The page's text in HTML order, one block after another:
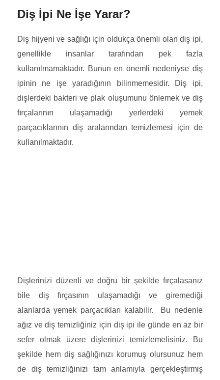
Diş İpi Ne İşe Yarar?
Diş hijyeni ve sağlığı için oldukça önemli olan diş ipi,
genellikle insanlar tarafından pek fazla
kullanılmamaktadır. Bunun en önemli nedeniyse diş
ipinin ne işe yaradığının bilinmemesidir. Diş ipi,
dişlerdeki bakteri ve plak oluşumunu önlemek ve diş
fırçalarının ulaşamadığı yerlerdeki yemek
parçacıklarının diş aralarından temizlemesi için de
kullanılmaktadır.
Dişlerinizi düzenli ve doğru bir şekilde fırçalasanız
bile diş fırçasının ulaşamadığı ve giremediği
alanlarda yemek parçacıkları kalabilir. Bu nedenle
ağız ve diş temizliğiniz için diş ipi ile günde en az bir
sefer olmak üzere dişlerinizi temizlemelisiniz. Bu
şekilde hem diş sağlığınızı korumuş olursunuz hem
de diş temizliğinizi tam anlamıyla gerçekleştirmiş